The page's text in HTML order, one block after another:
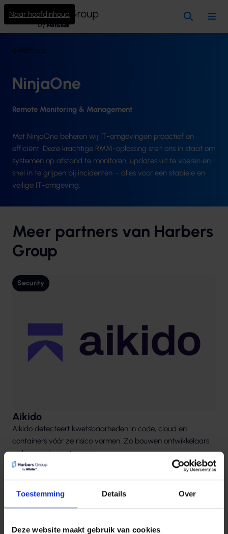
Toestemming Details Over
Deze website maakt gebruik van cookies
Naar hoofdinhoud
Zoeken
Partners
NinjaOne
Remote Monitoring & Management
Met NinjaOne beheren wij IT-omgevingen proactief en
efficiënt. Deze krachtige RMM-oplossing stelt ons in staat om
systemen op afstand te monitoren, updates uit te voeren en
snel in te grijpen bij incidenten – alles voor een stabiele en
veilige IT-omgeving.
Meer partners van Harbers
Group
Security
Aikido
Aikido detecteert kwetsbaarheden in code, cloud en
containers vóór ze risico vormen. Zo bouwen ontwikkelaars
veilig, zonder vertraging.
Lees meer
ICT